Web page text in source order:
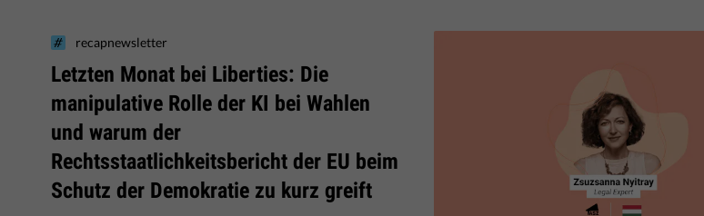
recapnewsletter
Letzten Monat bei Liberties: Die
manipulative Rolle der KI bei Wahlen
und warum der
Rechtsstaatlichkeitsbericht der EU beim
Schutz der Demokratie zu kurz greift